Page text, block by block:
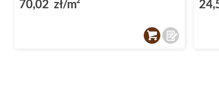
które umożliwiają stworzenie spójnej i
pozwala na dodanie indywidualnego
podczas gdy listwy pomagają zdefiniować
70,02 zł/m²